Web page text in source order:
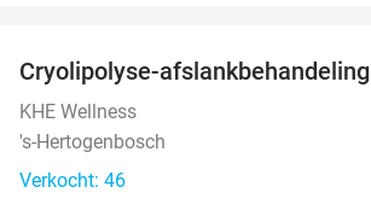
Cryolipolyse-afslankbehandeling
KHE Wellness
's-Hertogenbosch
Verkocht: 46